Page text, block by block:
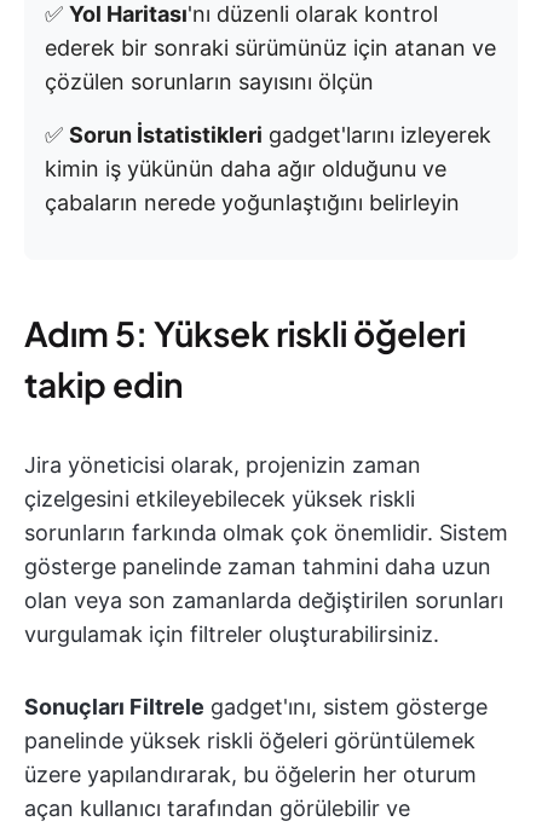
✅ Yol Haritası'nı düzenli olarak kontrol
ederek bir sonraki sürümünüz için atanan ve
çözülen sorunların sayısını ölçün
✅ Sorun İstatistikleri gadget'larını izleyerek
kimin iş yükünün daha ağır olduğunu ve
çabaların nerede yoğunlaştığını belirleyin
Adım 5: Yüksek riskli öğeleri
takip edin
Jira yöneticisi olarak, projenizin zaman
çizelgesini etkileyebilecek yüksek riskli
sorunların farkında olmak çok önemlidir. Sistem
gösterge panelinde zaman tahmini daha uzun
olan veya son zamanlarda değiştirilen sorunları
vurgulamak için filtreler oluşturabilirsiniz.
Sonuçları Filtrele gadget'ını, sistem gösterge
panelinde yüksek riskli öğeleri görüntülemek
üzere yapılandırarak, bu öğelerin her oturum
açan kullanıcı tarafından görülebilir ve